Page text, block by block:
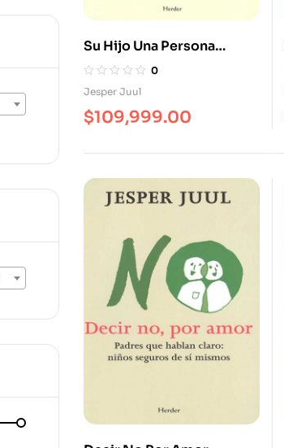
Su Hijo Una Persona
Competente. Hacia Los
Nuevos Valores Básicos
0
Jesper Juul
$109,999.00